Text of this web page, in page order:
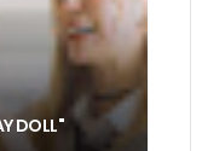
DOLL"